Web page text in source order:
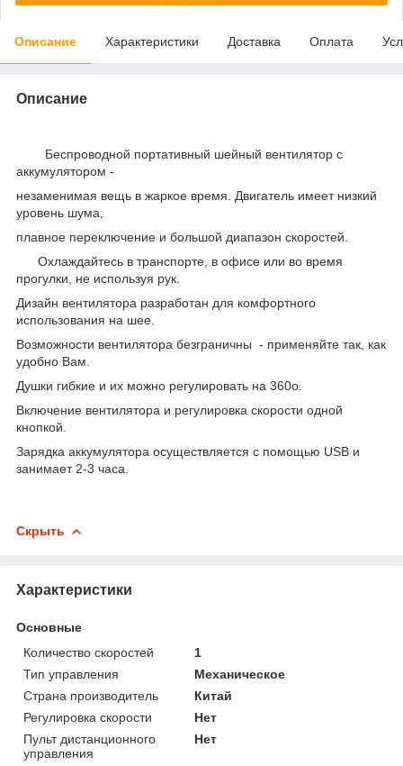
Описание Характеристики Доставка Оплата
Описание
Беспроводной портативный шейный вентилятор с
аккумулятором -
незаменимая вещь в жаркое время. Двигатель имеет низкий
уровень шума,
плавное переключение и большой диапазон скоростей.
Охлаждайтесь в транспорте, в офисе или во время
прогулки, не используя рук.
Дизайн вентилятора разработан для комфортного
использования на шее.
Возможности вентилятора безграничны - применяйте так, как
удобно Вам.
Душки гибкие и их можно регулировать на 360о.
Включение вентилятора и регулировка скорости одной
кнопкой.
Зарядка аккумулятора осуществляется с помощью USB и
занимает 2-3 часа.
Скрыть
Характеристики
Основные
Количество скоростей
1
Тип управления
Механическое
Страна производитель
Китай
Регулировка скорости
Нет
Пульт дистанционного
управления
Нет